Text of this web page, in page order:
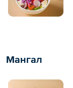
Мангал